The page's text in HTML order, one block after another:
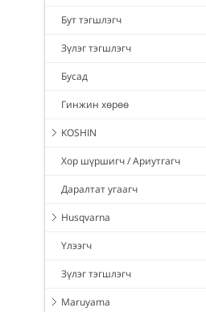
Бут тэгшлэгч
Зүлэг тэгшлэгч
Бусад
Гинжин хөрөө
KOSHIN
Хор шүршигч / Ариутгагч
Даралтат угаагч
Husqvarna
Үлээгч
Зүлэг тэгшлэгч
Maruyama